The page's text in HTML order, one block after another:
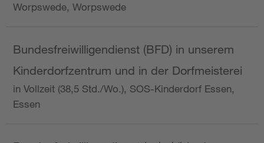
Worpswede, Worpswede
Bundesfreiwilligendienst (BFD) in unserem
Kinderdorfzentrum und in der Dorfmeisterei
in Vollzeit (38,5 Std./Wo.), SOS-Kinderdorf Essen,
Essen